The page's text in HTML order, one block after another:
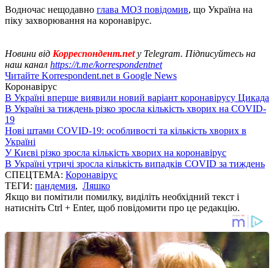
Водночас нещодавно глава МОЗ повідомив, що Україна на
піку захворювання на коронавірус.
Новини від Корреспондент.netу Telegram. Підписуйтесь на
наш канал https://t.me/korrespondentnet
Читайте Korrespondent.net в Google News
Коронавірус
В Україні вперше виявили новий варіант коронавірусу Цикада
В Україні за тиждень різко зросла кількість хворих на COVID-
19
Нові штами COVID-19: особливості та кількість хворих в
Україні
У Києві різко зросла кількість хворих на коронавірус
В Україні утричі зросла кількість випадків COVID за тиждень
СПЕЦТЕМА: Коронавірус
ТЕГИ: пандемия, Ляшко
Якщо ви помітили помилку, виділіть необхідний текст і
натисніть Ctrl + Enter, щоб повідомити про це редакцію.